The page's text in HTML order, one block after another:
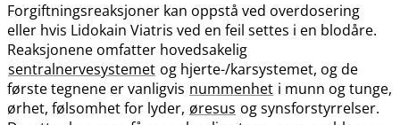
Forgiftningsreaksjoner kan oppstå ved overdosering
eller hvis Lidokain Viatris ved en feil settes i en blodåre.
Reaksjonene omfatter hovedsakelig
sentralnervesystemet og hjerte-​/​karsystemet, og de
første tegnene er vanligvis nummenhet i munn og tunge,
ørhet, følsomhet for lyder, øresus og synsforstyrrelser.